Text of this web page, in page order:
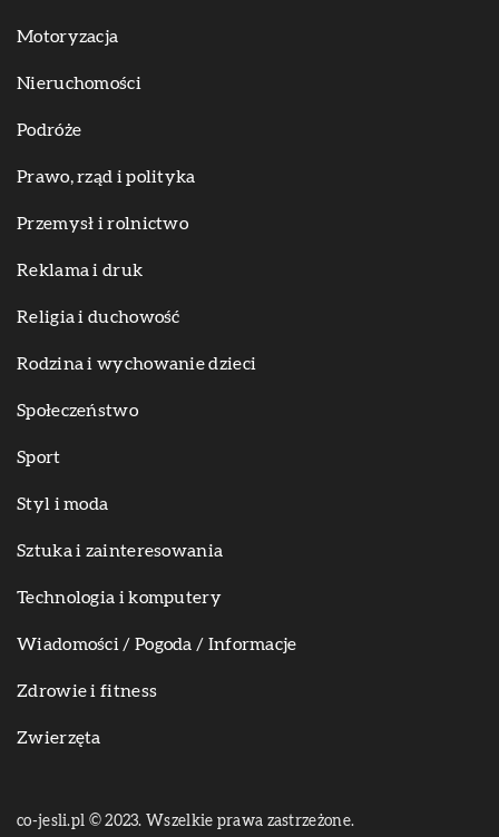
Motoryzacja
Nieruchomości
Podróże
Prawo, rząd i polityka
Przemysł i rolnictwo
Reklama i druk
Religia i duchowość
Rodzina i wychowanie dzieci
Społeczeństwo
Sport
Styl i moda
Sztuka i zainteresowania
Technologia i komputery
Wiadomości / Pogoda / Informacje
Zdrowie i fitness
Zwierzęta
co-jesli.pl © 2023. Wszelkie prawa zastrzeżone.